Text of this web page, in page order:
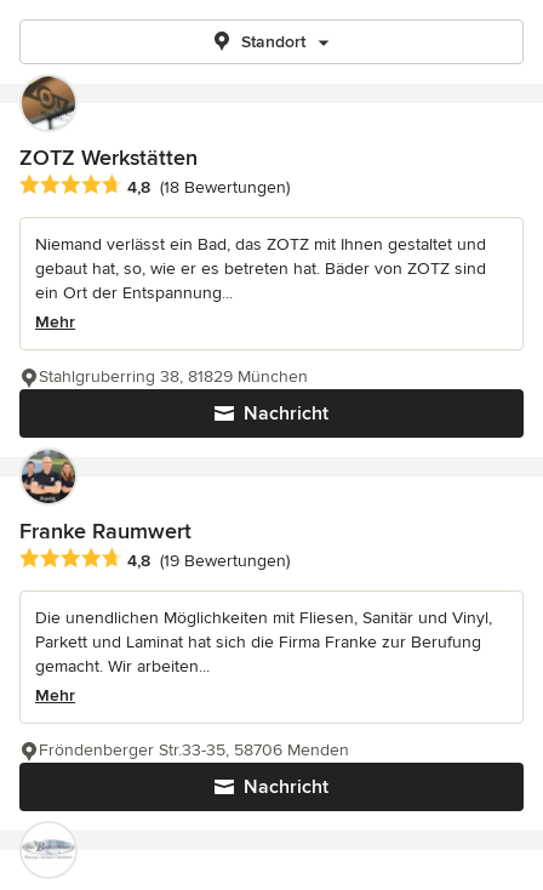
Standort
ZOTZ Werkstätten
Durchschnittliche Bewertung: 4.8 von 5 Sternen
4,8 (18 Bewertungen)
Niemand verlässt ein Bad, das ZOTZ mit Ihnen gestaltet und
gebaut hat, so, wie er es betreten hat. Bäder von ZOTZ sind
ein Ort der Entspannung...
Mehr
Nachricht
Stahlgruberring 38, 81829 München
Franke Raumwert
Durchschnittliche Bewertung: 4.8 von 5 Sternen
4,8 (19 Bewertungen)
Die unendlichen Möglichkeiten mit Fliesen, Sanitär und Vinyl,
Parkett und Laminat hat sich die Firma Franke zur Berufung
gemacht. Wir arbeiten...
Mehr
Nachricht
Fröndenberger Str.33-35, 58706 Menden